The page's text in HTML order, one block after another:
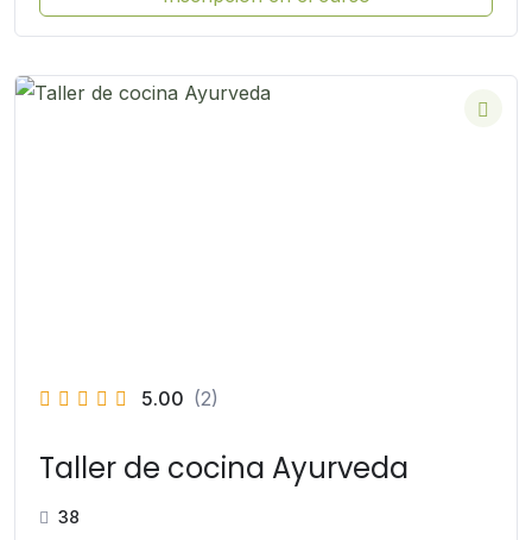
5.00 (2)
Taller de cocina Ayurveda
38